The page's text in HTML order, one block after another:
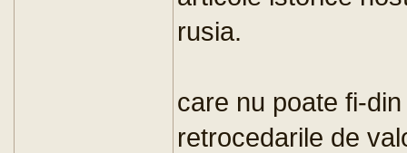
rusia.
care nu poate fi-
retrocedarile de